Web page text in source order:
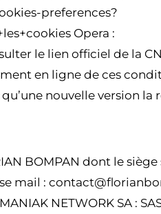
preferences?
Opera :
le lien officiel de la
en ligne de ces
nouvelle version la
BOMPAN dont le
mail :
NETWORK SA :